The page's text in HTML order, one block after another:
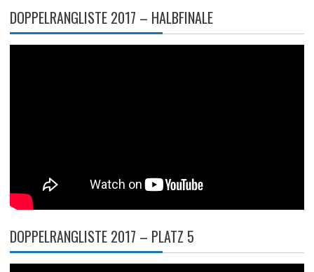
DOPPELRANGLISTE 2017 – HALBFINALE
DOPPELRANGLISTE 2017 – PLATZ 5